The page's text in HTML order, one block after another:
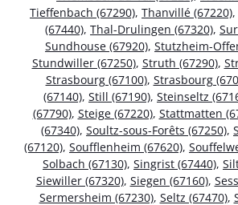
Tieffenbach (67290), Thanvillé (67220),
(67440), Thal-Drulingen (67320),
Sundhouse (67920), Stutzheim-
Stundwiller (67250), Struth (67290),
Strasbourg (67100), Strasbourg
(67140), Still (67190), Steinseltz
(67790), Steige (67220), Stattmatten
(67340), Soultz-sous-Forêts (67250),
(67120), Soufflenheim (67620),
Solbach (67130), Singrist (67440),
Siewiller (67320), Siegen (67160),
Sermersheim (67230), Seltz (67470),